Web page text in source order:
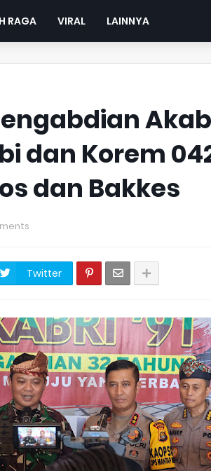
RAGA VIRAL LAINNYA
dan Korem
dan Bakkes
Twitter